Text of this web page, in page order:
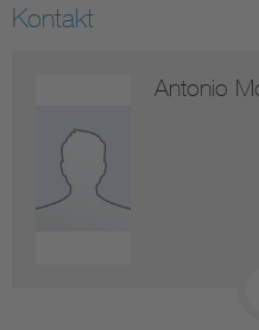
Kontakt
Antonio